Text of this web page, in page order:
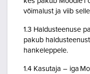
võimalust ja viib
1.3 Haldusteenuse
pakub
hankeleppele.
1.4 Kasutaja – iga